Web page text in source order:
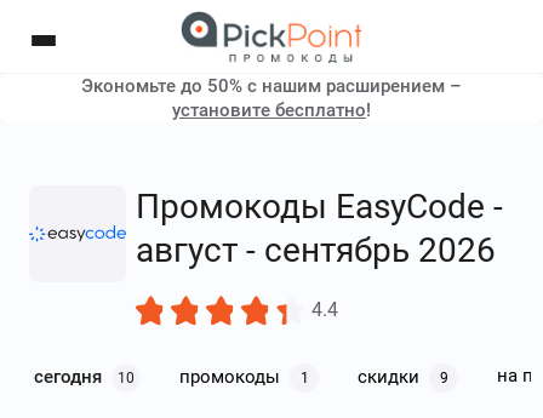
Экономьте до 50% с нашим расширением –
установите бесплатно!
Промокоды EasyCode -
август - сентябрь 2026
4.4
сегодня 10 промокоды 1 скидки 9 на